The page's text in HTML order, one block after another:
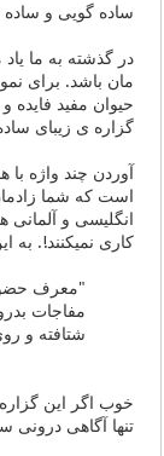
ساده گویی و
در گذشته به ما
مان باشد. برای
حیوان مفید
گزاره ی زیبای
آوردن چند واژه
است كه شما
انگلیسی و
كاری نمیكنند!. به
"معرف
مفاجات
شتافته و
خوب اگر این گزاره
تنها آگاهی درونی